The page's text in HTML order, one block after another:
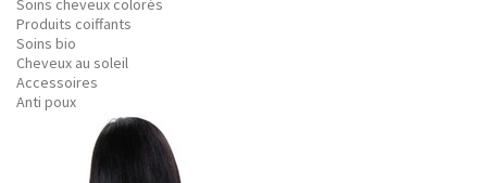
Soins cheveux colorés
Produits coiffants
Soins bio
Cheveux au soleil
Accessoires
Anti poux